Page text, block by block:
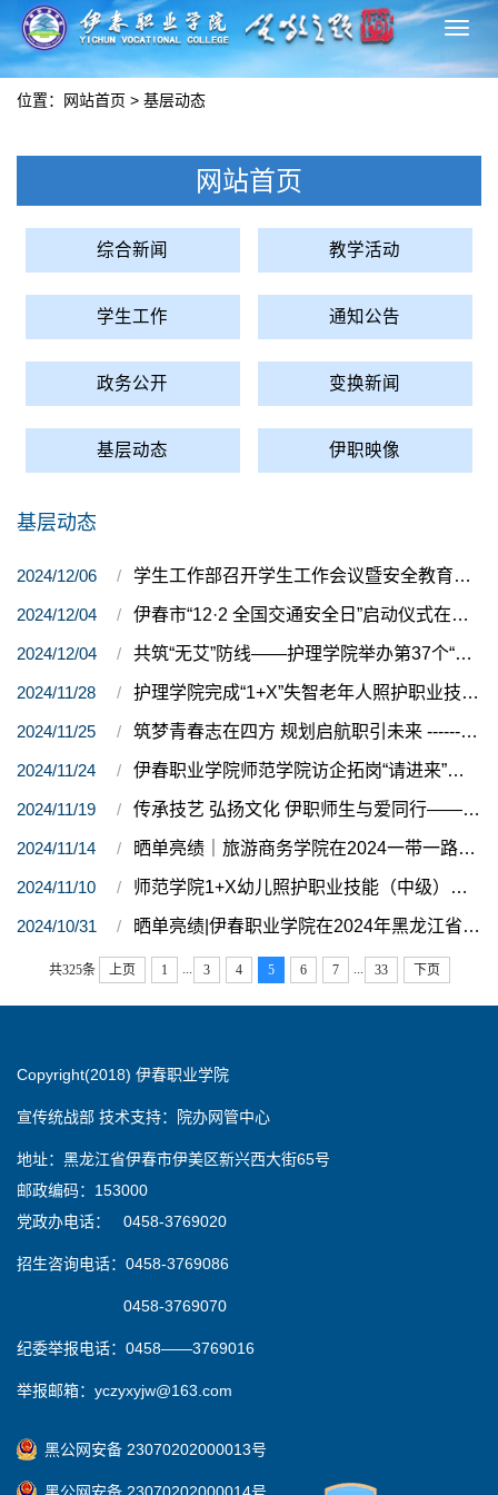
切
换
位置： 网站首页 > 基层动态
网站首页
综合新闻 教学活动
学生工作 通知公告
政务公开 变换新闻
基层动态 伊职映像
基层动态
2024/12/06 学生工作部召开学生工作会议暨安全教育工作经验分享会
2024/12/04 伊春市“12·2 全国交通安全日”启动仪式在我校举行
2024/12/04 共筑“无艾”防线——护理学院举办第37个“世界艾滋病日”宣传活动
2024/11/28 护理学院完成“1+X”失智老年人照护职业技能等级（中级）证书考核工作
2024/11/25 筑梦青春志在四方 规划启航职引未来 ------口腔医学院举办大学生职业规划大赛暨校赛选拔赛
2024/11/24 伊春职业学院师范学院访企拓岗“请进来”在行动
2024/11/19 传承技艺 弘扬文化 伊职师生与爱同行——伊春职业学院兴安磐古绳结技艺技能大师工作室师生参加爱心义卖活动
2024/11/14 晒单亮绩｜旅游商务学院在2024一带一路暨金砖国家技能发展与技术创新大赛全国总决赛中荣获三等奖
2024/11/10 师范学院1+X幼儿照护职业技能（中级）考试圆满收官
2024/10/31 晒单亮绩|伊春职业学院在2024年黑龙江省大学生排球锦标赛中荣获佳绩
共325条 上页 1 3 4 5 6 7 33 下页
Copyright(2018) 伊春职业学院
宣传统战部 技术支持：院办网管中心
地址：黑龙江省伊春市伊美区新兴西大街65号
邮政编码：153000
党政办电话： 0458-3769020
招生咨询电话：0458-3769086
0458-3769070
纪委举报电话：0458——3769016
举报邮箱：yczyxyjw@163.com
黑公网安备 23070202000013号